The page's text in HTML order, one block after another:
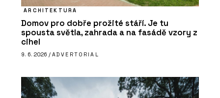
ARCHITEKTURA
Domov pro dobře prožité stáří. Je tu
spousta světla, zahrada a na fasádě vzory z
cihel
9. 6. 2026 / ADVERTORIAL